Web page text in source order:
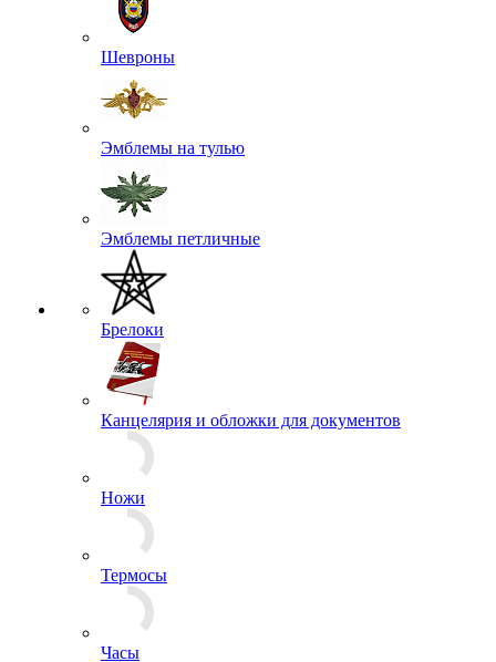
Флажки на береты
Шевроны
Эмблемы на тулью
Эмблемы петличные
Брелоки
Канцелярия и обложки для документов
Ножи